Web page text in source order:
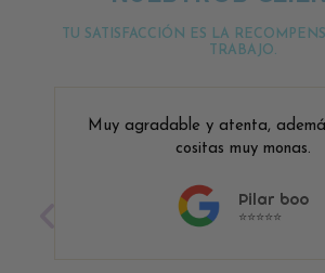
TU SATISFACCIÓN ES LA
TRABAJO.
Muy agradable y atenta,
cositas muy monas.
Pilar boo
⭐⭐⭐⭐⭐